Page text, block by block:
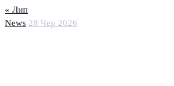
News 28 Чер 2026
« Лип